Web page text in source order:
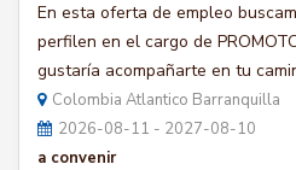
En esta oferta de empleo
perfilen en el cargo de
gustaría acompañarte en tu
Colombia Atlantico Barranquilla
2026-08-11 - 2027-08-10
a convenir